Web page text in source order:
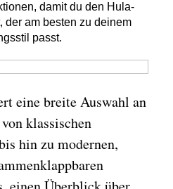
damit du den Hula-
der am besten zu deinem
passt.
eine breite Auswahl an
klassischen
hin zu modernen,